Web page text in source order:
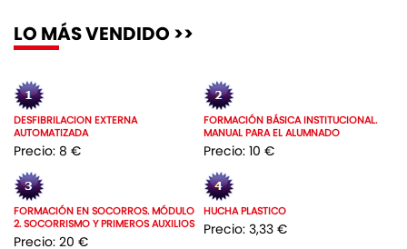
LO MÁS VENDIDO >>
DESFIBRILACION EXTERNA
AUTOMATIZADA
Precio: 8 €
FORMACIÓN BÁSICA INSTITUCIONAL.
MANUAL PARA EL ALUMNADO
Precio: 10 €
FORMACIÓN EN SOCORROS. MÓDULO
2. SOCORRISMO Y PRIMEROS AUXILIOS
Precio: 20 €
HUCHA PLASTICO
Precio: 3,33 €